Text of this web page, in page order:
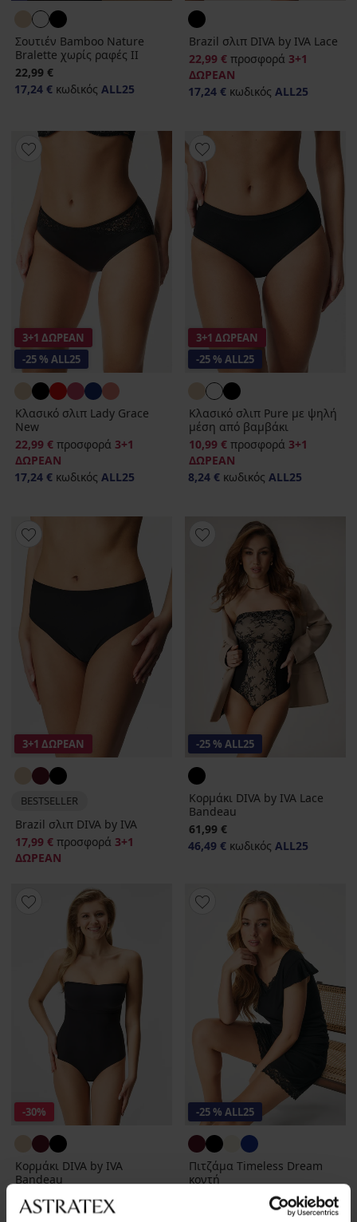
Σουτιέν Bamboo Nature
Bralette χωρίς ραφές II
22,99 €
17,24 € κωδικός ALL25
Brazil σλιπ DIVA by IVA Lace
22,99 € προσφορά 3+1
ΔΩΡΕΑΝ
17,24 € κωδικός ALL25
3+1 ΔΩΡΕΑΝ
-25 % ALL25
Κλασικό σλιπ Lady Grace
New
22,99 € προσφορά 3+1
ΔΩΡΕΑΝ
17,24 € κωδικός ALL25
3+1 ΔΩΡΕΑΝ
-25 % ALL25
Κλασικό σλιπ Pure με ψηλή
μέση από βαμβάκι
10,99 € προσφορά 3+1
ΔΩΡΕΑΝ
8,24 € κωδικός ALL25
3+1 ΔΩΡΕΑΝ
BESTSELLER
Brazil σλιπ DIVA by IVA
17,99 € προσφορά 3+1
ΔΩΡΕΑΝ
-25 % ALL25
Κορμάκι DIVA by IVA Lace
Bandeau
61,99 €
46,49 € κωδικός ALL25
-30%
Κορμάκι DIVA by IVA
Bandeau
Έκπτωση
37,79 €Αρχική τιμή
53,99 €
-25 % ALL25
Πιτζάμα Timeless Dream
κοντή
κωδικόςALL25